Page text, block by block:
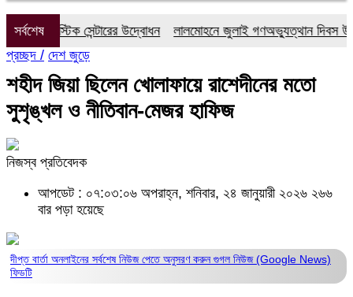
সর্বশেষ সেন্টারের উদ্বোধন
লালমোহনে জুলাই গণঅভ্যুত্থান দিবস
প্রচ্ছদ / দেশ জুড়ে
শহীদ জিয়া ছিলেন খোলাফায়ে রাশেদীনের মতো
সুশৃঙ্খল ও নীতিবান-মেজর হাফিজ
নিজস্ব প্রতিবেদক
আপডেট : ০৭:০৩:০৬ অপরাহ্ন, শনিবার, ২৪ জানুয়ারী ২০২৬ ২৬৬
বার পড়া হয়েছে
দীপ্ত বার্তা অনলাইনের সর্বশেষ নিউজ পেতে অনুসরণ করুনগুগল নিউজ (Google News)
ফিডটি